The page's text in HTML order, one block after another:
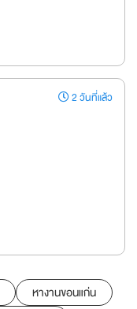
2 วันที่แล้ว
หางานขอนแก่น